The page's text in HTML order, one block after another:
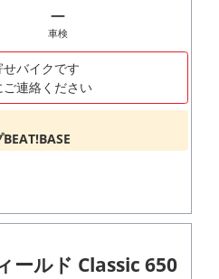
―
車検
せバイクです
ご連絡ください
ールド Classic 650